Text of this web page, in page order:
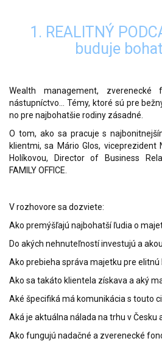
1. REALITNÝ
buduje
Wealth management, zverenecké
nástupníctvo… Témy, ktoré sú pre
no pre najbohatšie rodiny zásadné.
O tom, ako sa pracuje s
klientmi, sa Mário Glos, viceprezident
Holíkovou, Director of Business
FAMILY OFFICE.
V rozhovore sa dozviete:
Ako premýšľajú najbohatší ľudia o
Do akých nehnuteľností investujú a
Ako prebieha správa majetku pre elitnú
Ako sa takáto klientela získava a aký
Aké špecifiká má komunikácia s touto
Aká je aktuálna nálada na trhu v Česku
Ako fungujú nadačné a zverenecké